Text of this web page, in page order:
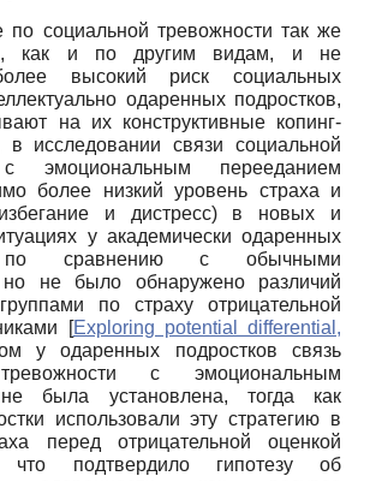
социальной тревожности так же
как и по другим видам, и не
высокий риск социальных
одаренных подростков,
на их конструктивные копинг-
в исследовании связи социальной
с эмоциональным перееданием
более низкий уровень страха и
и дистресс) в новых и
у академически одаренных
по сравнению с обычными
но не было обнаружено различий
по страху отрицательной
[Exploring potential differential,
у одаренных подростков связь
с эмоциональным
была установлена, тогда как
использовали эту стратегию в
перед отрицательной оценкой
что подтвердило гипотезу об